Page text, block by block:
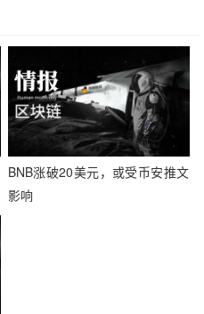
BNB涨破20美元，或受币安推文
影响